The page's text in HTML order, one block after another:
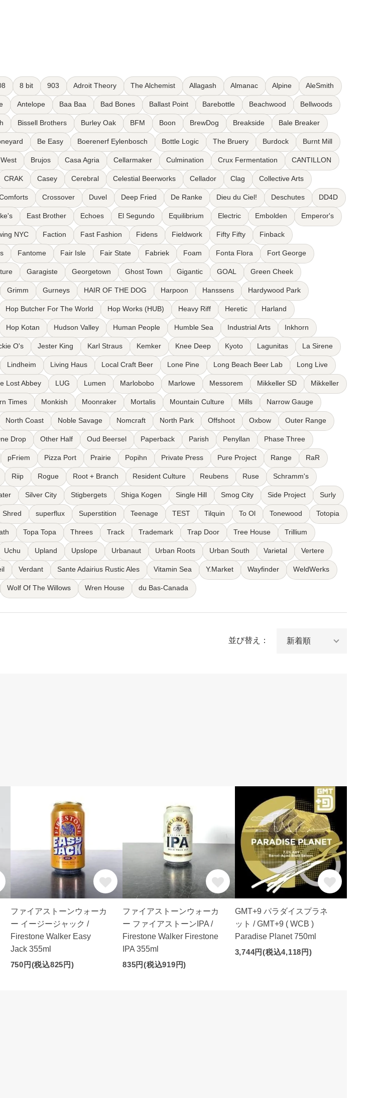
8 bit 903 Adroit Theory The Alchemist Allagash Almanac Alpine AleSmith
Antelope Baa Baa Bad Bones Ballast Point Barebottle Beachwood Bellwoods
Bissell Brothers Burley Oak BFM Boon BrewDog Breakside Bale Breaker
Be Easy Boerenerf Eylenbosch Bottle Logic The Bruery Burdock Burnt Mill
Brujos Casa Agria Cellarmaker Culmination Crux Fermentation CANTILLON
CRAK Casey Cerebral Celestial Beerworks Cellador Clag Collective Arts
Crossover Duvel Deep Fried De Ranke Dieu du Ciel! Deschutes DD4D
East Brother Echoes El Segundo Equilibrium Electric Embolden Emperor's
NYC Faction Fast Fashion Fidens Fieldwork Fifty Fifty Finback
Fantome Fair Isle Fair State Fabriek Foam Fonta Flora Fort George
Garagiste Georgetown Ghost Town Gigantic GOAL Green Cheek
Grimm Gurneys HAIR OF THE DOG Harpoon Hanssens Hardywood Park
Hop Butcher For The World Hop Works (HUB) Heavy Riff Heretic Harland
Hop Kotan Hudson Valley Human People Humble Sea Industrial Arts Inkhorn
O's Jester King Karl Straus Kemker Knee Deep Kyoto Lagunitas La Sirene
Lindheim Living Haus Local Craft Beer Lone Pine Long Beach Beer Lab Long Live
Lost Abbey LUG Lumen Marlobobo Marlowe Messorem Mikkeller SD Mikkeller
Times Monkish Moonraker Mortalis Mountain Culture Mills Narrow Gauge
North Coast Noble Savage Nomcraft North Park Offshoot Oxbow Outer Range
Drop Other Half Oud Beersel Paperback Parish Penyllan Phase Three
pFriem Pizza Port Prairie Popihn Private Press Pure Project Range RaR
Riip Rogue Root + Branch Resident Culture Reubens Ruse Schramm's
Silver City Stigbergets Shiga Kogen Single Hill Smog City Side Project Surly
Shred superflux Superstition Teenage TEST Tilquin To Ol Tonewood Totopia
Topa Topa Threes Track Trademark Trap Door Tree House Trillium
Uchu Upland Upslope Urbanaut Urban Roots Urban South Varietal Vertere
Verdant Sante Adairius Rustic Ales Vitamin Sea Y.Market Wayfinder WeldWerks
Wolf Of The Willows Wren House du Bas-Canada
並び替え：
ファイアストーンウォーカ
ー イージージャック /
Firestone Walker Easy
Jack 355ml
750円(税込825円)
ファイアストーンウォーカ
ー ファイアストーンIPA /
Firestone Walker Firestone
IPA 355ml
835円(税込919円)
GMT+9 パラダイスプラネ
ット / GMT+9 ( WCB )
Paradise Planet 750ml
3,744円(税込4,118円)